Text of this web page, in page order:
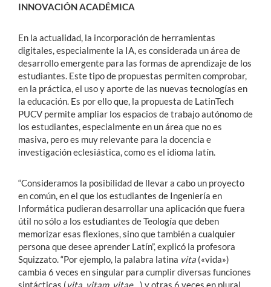
INNOVACIÓN ACADÉMICA
En la actualidad, la incorporación de herramientas
digitales, especialmente la IA, es considerada un área de
desarrollo emergente para las formas de aprendizaje de los
estudiantes. Este tipo de propuestas permiten comprobar,
en la práctica, el uso y aporte de las nuevas tecnologías en
la educación. Es por ello que, la propuesta de LatinTech
PUCV permite ampliar los espacios de trabajo autónomo de
los estudiantes, especialmente en un área que no es
masiva, pero es muy relevante para la docencia e
investigación eclesiástica, como es el idioma latín.
“Consideramos la posibilidad de llevar a cabo un proyecto
en común, en el que los estudiantes de Ingeniería en
Informática pudieran desarrollar una aplicación que fuera
útil no sólo a los estudiantes de Teología que deben
memorizar esas flexiones, sino que también a cualquier
persona que desee aprender Latín”, explicó la profesora
Squizzato. “Por ejemplo, la palabra latina vita («vida»)
cambia 6 veces en singular para cumplir diversas funciones
sintácticas (vita, vitam, vitae… ) y otras 6 veces en plural.